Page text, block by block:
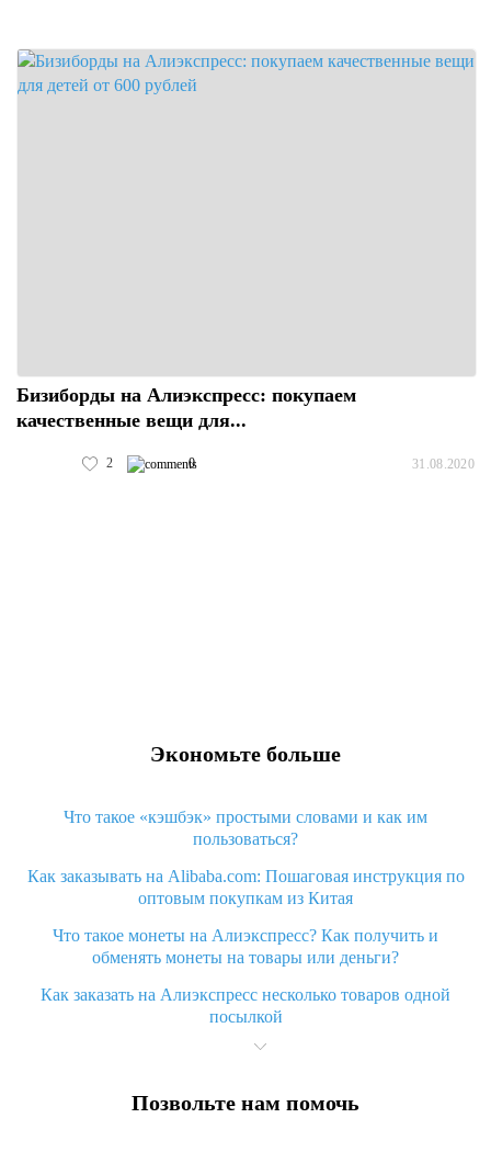
Бизиборды на Алиэкспресс: покупаем
качественные вещи для...
2 0 31.08.2020
Экономьте больше
Что такое «кэшбэк» простыми словами и как им
пользоваться?
Как заказывать на Alibaba.com: Пошаговая инструкция по
оптовым покупкам из Китая
Что такое монеты на Алиэкспресс? Как получить и
обменять монеты на товары или деньги?
Как заказать на Алиэкспресс несколько товаров одной
посылкой
Что значит статус «Заказ закрыт» на Алиэкспресс и что
Что делать, если Алиэкспресс просит ввести паспортные
Позвольте нам помочь